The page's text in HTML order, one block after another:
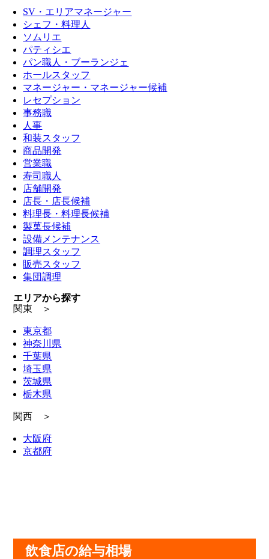
SV・エリアマネージャー
シェフ・料理人
ソムリエ
パティシエ
パン職人・ブーランジェ
ホールスタッフ
マネージャー・マネージャー候補
レセプション
事務職
人事
和装スタッフ
商品開発
営業職
寿司職人
店舗開発
店長・店長候補
料理長・料理長候補
製菓長候補
設備メンテナンス
調理スタッフ
販売スタッフ
集団調理
エリアから探す
関東 ＞
東京都
神奈川県
千葉県
埼玉県
茨城県
栃木県
関西 ＞
大阪府
京都府
飲食店の給与相場